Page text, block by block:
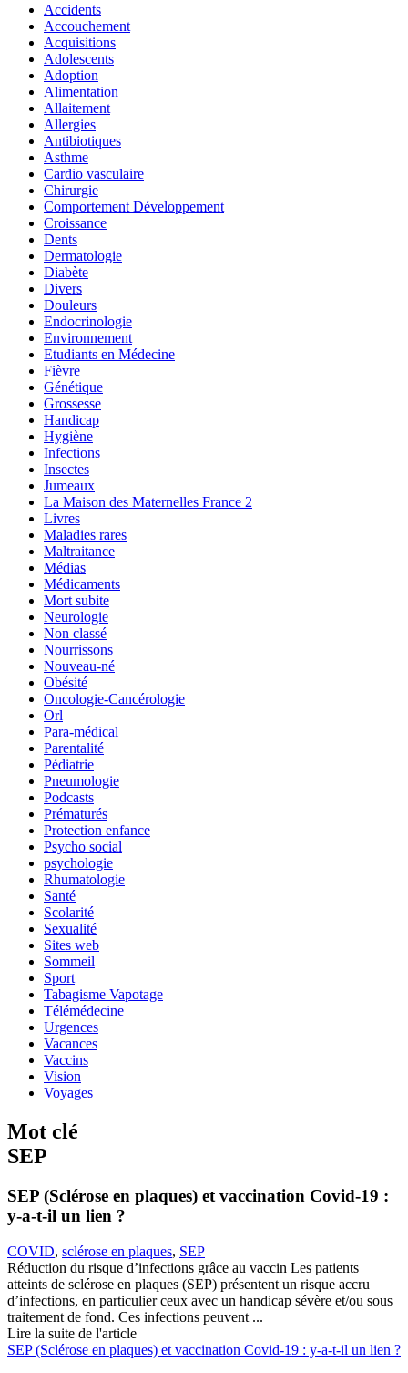
Accidents
Accouchement
Acquisitions
Adolescents
Adoption
Alimentation
Allaitement
Allergies
Antibiotiques
Asthme
Cardio vasculaire
Chirurgie
Comportement Développement
Croissance
Dents
Dermatologie
Diabète
Divers
Douleurs
Endocrinologie
Environnement
Etudiants en Médecine
Fièvre
Génétique
Grossesse
Handicap
Hygiène
Infections
Insectes
Jumeaux
La Maison des Maternelles France 2
Livres
Maladies rares
Maltraitance
Médias
Médicaments
Mort subite
Neurologie
Non classé
Nourrissons
Nouveau-né
Obésité
Oncologie-Cancérologie
Orl
Para-médical
Parentalité
Pédiatrie
Pneumologie
Podcasts
Prématurés
Protection enfance
Psycho social
psychologie
Rhumatologie
Santé
Scolarité
Sexualité
Sites web
Sommeil
Sport
Tabagisme Vapotage
Télémédecine
Urgences
Vacances
Vaccins
Vision
Voyages
Mot clé
SEP
SEP (Sclérose en plaques) et vaccination Covid-19 :
y-a-t-il un lien ?
COVID, sclérose en plaques, SEP
Réduction du risque d’infections grâce au vaccin Les patients
atteints de sclérose en plaques (SEP) présentent un risque accru
d’infections, en particulier ceux avec un handicap sévère et/ou sous
traitement de fond. Ces infections peuvent ...
Lire la suite de l'article
SEP (Sclérose en plaques) et vaccination Covid-19 : y-a-t-il un lien ?